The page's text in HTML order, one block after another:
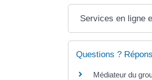
Services en ligne
Questions ?
Médiateur du